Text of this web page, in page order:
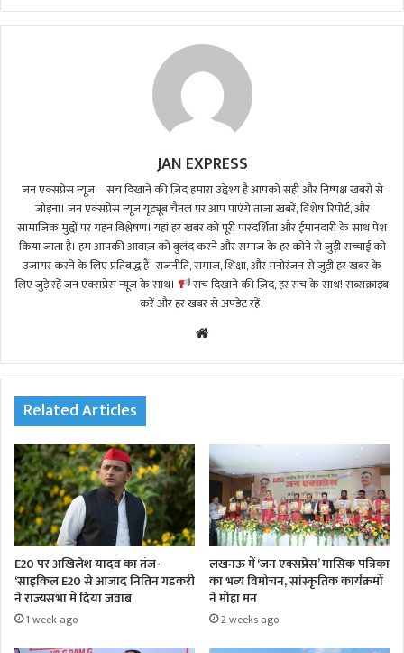
JAN EXPRESS
जन एक्सप्रेस न्यूज़ – सच दिखाने की ज़िद हमारा उद्देश्य है आपको सही और निष्पक्ष खबरों से
जोड़ना। जन एक्सप्रेस न्यूज़ यूट्यूब चैनल पर आप पाएंगे ताजा खबरें, विशेष रिपोर्ट, और
सामाजिक मुद्दों पर गहन विश्लेषण। यहां हर खबर को पूरी पारदर्शिता और ईमानदारी के साथ पेश
किया जाता है। हम आपकी आवाज़ को बुलंद करने और समाज के हर कोने से जुड़ी सच्चाई को
उजागर करने के लिए प्रतिबद्ध हैं। राजनीति, समाज, शिक्षा, और मनोरंजन से जुड़ी हर खबर के
लिए जुड़े रहें जन एक्सप्रेस न्यूज़ के साथ।
सच दिखाने की ज़िद, हर सच के साथ! सब्सक्राइब
करें और हर खबर से अपडेट रहें।
te
Related Articles
E20 पर अखिलेश यादव का तंज-
‘साइकिल E20 से आजाद नितिन गडकरी
ने राज्यसभा में दिया जवाब
1 week ago
लखनऊ में ‘जन एक्सप्रेस’ मासिक पत्रिका
का भव्य विमोचन, सांस्कृतिक कार्यक्रमों
ने मोहा मन
2 weeks ago